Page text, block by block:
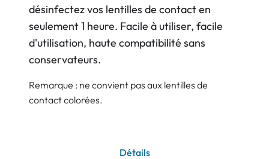
désinfectez vos lentilles de contact en
seulement 1 heure. Facile à utiliser, facile
d'utilisation, haute compatibilité sans
conservateurs.
Remarque : ne convient pas aux lentilles de
contact colorées.
Détails